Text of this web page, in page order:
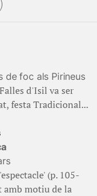
de foc als Pirineus
d'Isil va ser
festa Tradicional...
(p. 105-
amb motiu de la